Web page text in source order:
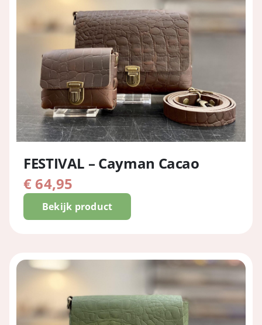
FESTIVAL – Cayman Cacao
Bekijk product
€ 64,95